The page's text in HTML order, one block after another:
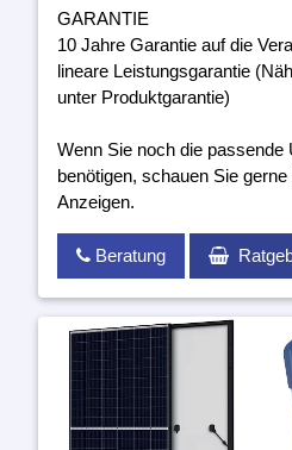
GARANTIE
10 Jahre Garantie auf die
lineare Leistungsgarantie
unter Produktgarantie)
Wenn Sie noch die passende
benötigen, schauen Sie
Anzeigen.
Beratung